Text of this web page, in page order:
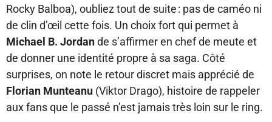
Rocky Balboa), oubliez tout de suite : pas de caméo ni
de clin d’œil cette fois. Un choix fort qui permet à
Michael B. Jordande s’affirmer en chef de meute et
de donner une identité propre à sa saga. Côté
surprises, on note le retour discret mais apprécié de
Florian Munteanu (Viktor Drago), histoire de rappeler
aux fans que le passé n’est jamais très loin sur le ring.